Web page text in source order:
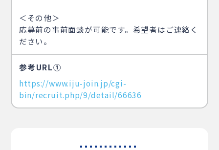
＜その他＞
応募前の事前面談が可能です。希望者はご連絡く
ださい。
参考URL①
https://www.iju-join.jp/cgi-
bin/recruit.php/9/detail/66636